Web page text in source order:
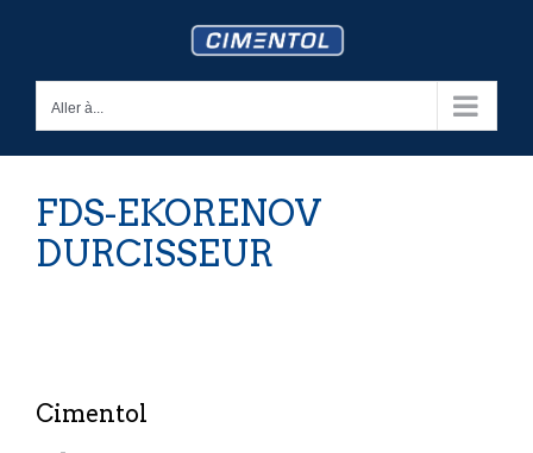
Aller à...
FDS-EKORENOV
DURCISSEUR
Cimentol